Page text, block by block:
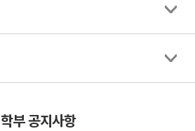
학부 공지사항